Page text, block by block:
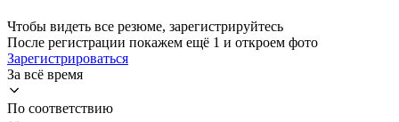
Чтобы видеть все резюме, зарегистрируйтесь
После регистрации покажем ещё 1 и откроем фото
Зарегистрироваться
За всё время
По соответствию